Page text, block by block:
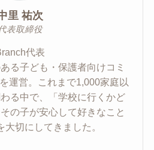
里 祐次
表取締役
代表
る子ども・保護者向けコミ
運営。これまで1,000家庭以
る中で、「学校に行くかど
の子が安心して好きなこと
大切にしてきました。